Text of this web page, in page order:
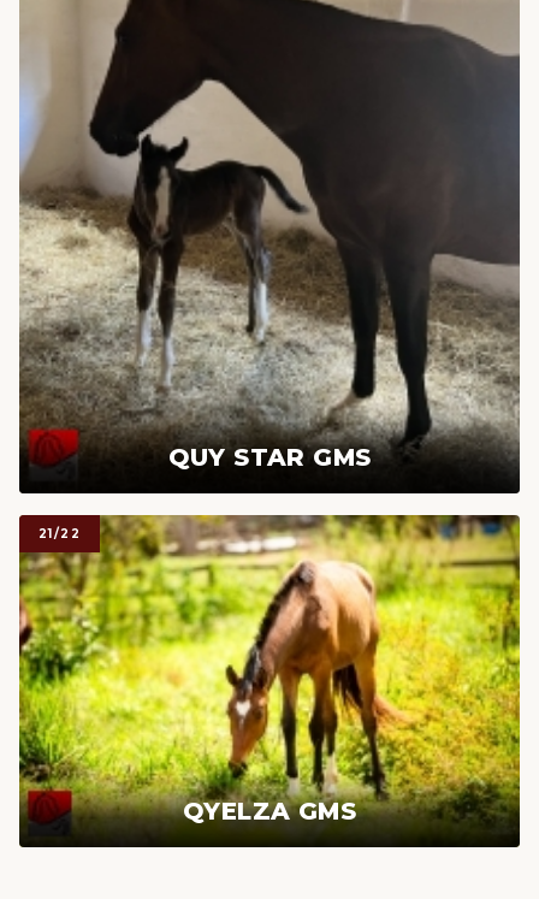
QUY STAR GMS
21/22
QYELZA GMS